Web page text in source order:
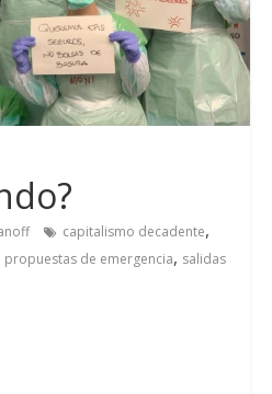
capitalismo decadente,
propuestas de emergencia, salidas